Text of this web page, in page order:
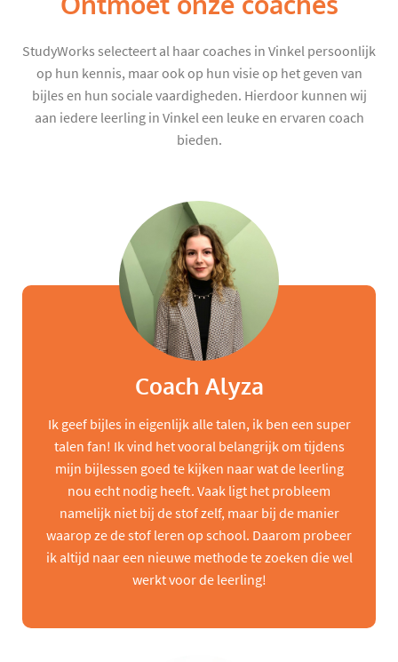
StudyWorks selecteert al haar coaches in Vinkel persoonlijk
op hun kennis, maar ook op hun visie op het geven van
bijles en hun sociale vaardigheden. Hierdoor kunnen wij
aan iedere leerling in Vinkel een leuke en ervaren coach
bieden.
Coach Alyza
Ik geef bijles in eigenlijk alle talen, ik ben een super
talen fan! Ik vind het vooral belangrijk om tijdens
mijn bijlessen goed te kijken naar wat de leerling
nou echt nodig heeft. Vaak ligt het probleem
namelijk niet bij de stof zelf, maar bij de manier
waarop ze de stof leren op school. Daarom probeer
ik altijd naar een nieuwe methode te zoeken die wel
werkt voor de leerling!